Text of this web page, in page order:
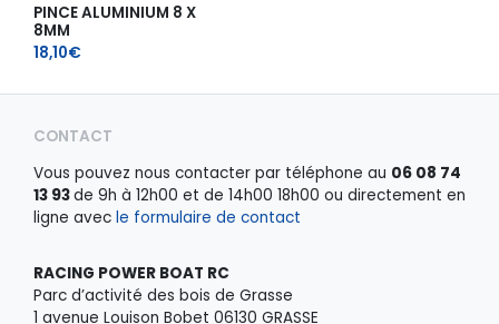
page
du
PINCE ALUMINIUM 8 X
8MM
18,10€
CONTACT
Vous pouvez nous contacter par téléphone au 06 08 74
13 93de 9h à 12h00 et de 14h00 18h00 ou directement en
ligne avec le formulaire de contact
RACING POWER BOAT RC
Parc d’activité des bois de Grasse
1 avenue Louison Bobet 06130 GRASSE